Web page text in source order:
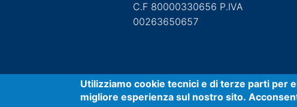
C.F 80000330656 P.IVA
00263650657
Small
Useful links section
Accessibilità
Utilizziamo cookie tecnici e di terze parti per
migliore esperienza sul nostro sito.